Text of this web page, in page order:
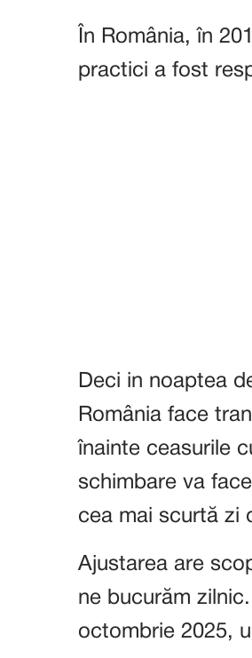
În România, în
practici a fost
Deci in noaptea
România face
înainte ceasurile
schimbare va
cea mai scurtă zi
Ajustarea are
ne bucurăm
octombrie 2025,